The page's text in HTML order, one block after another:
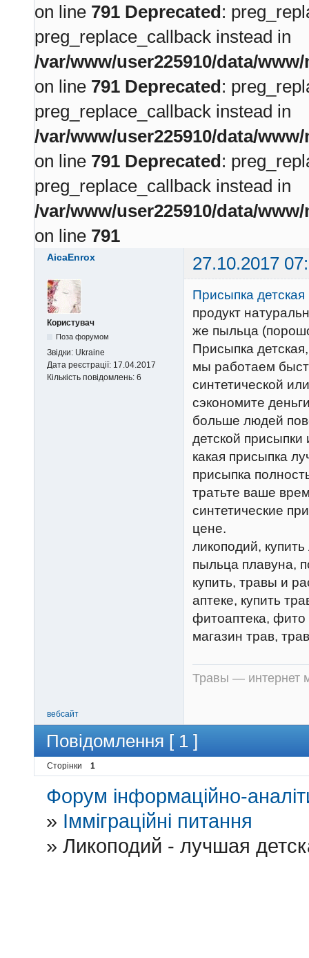
on line 791 Deprecated:
preg_replace_callback instead in
/var/www/user225910/data/
on line 791 Deprecated:
preg_replace_callback instead in
/var/www/user225910/data/
on line 791 Deprecated:
preg_replace_callback instead in
/var/www/user225910/data/
on line 791
AicaEnrox 27.10.2017
Користувач
Поза форумом
Звідки: Ukraine
Дата реєстрації: 17.04.2017
Кількість повідомлень: 6
Присыпка
продукт
же пыльца
Присыпка
мы работаем
синтетической
сэкономите
больше людей
детской
какая присыпка
присыпка
тратьте ваше
синтетические
цене.
ликоподий,
пыльца плавуна,
купить, травы и
аптеке, купить
фитоаптека, фито
магазин трав,
Травы — интернет
вебсайт
Повідомлення [ 1 ]
Сторінки 1
Форум інформаційно-
» Імміграційні питання
»Ликоподий - лучшая